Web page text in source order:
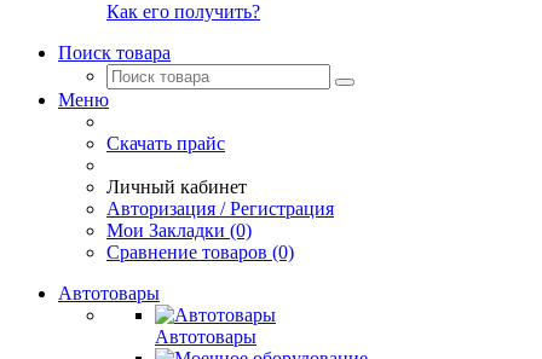
Как его получить?
Поиск товара
Меню
Скачать прайс
Личный кабинет
Авторизация / Регистрация
Мои Закладки (0)
Сравнение товаров (0)
Автотовары
Автотовары